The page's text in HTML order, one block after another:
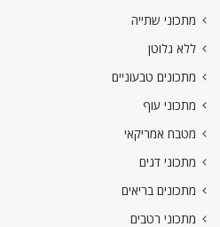
מתכוני שתייה
ללא גלוטן
מתכונים טבעוניים
מתכוני עוף
מטבח אמריקאי
מתכוני דגים
מתכונים בריאים
מתכוני רטבים